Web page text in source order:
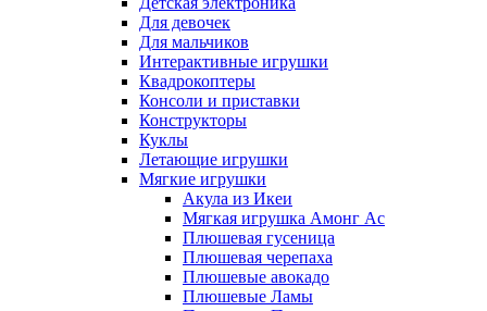
Для девочек
Для мальчиков
Интерактивные игрушки
Квадрокоптеры
Консоли и приставки
Конструкторы
Куклы
Летающие игрушки
Мягкие игрушки
Акула из Икеи
Мягкая игрушка Амонг Ас
Плюшевая гусеница
Плюшевая черепаха
Плюшевые авокадо
Плюшевые Ламы